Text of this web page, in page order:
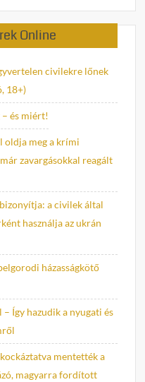
Online
civilekre lőnek
18+)
és miért!
oldja meg a krími
zavargásokkal reagált
a civilek által
használja az ukrán
házasságkötő
Így hazudik a nyugati és
mentették a
magyarra fordított